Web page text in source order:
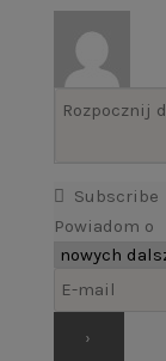
Subscribe
Powiadom o